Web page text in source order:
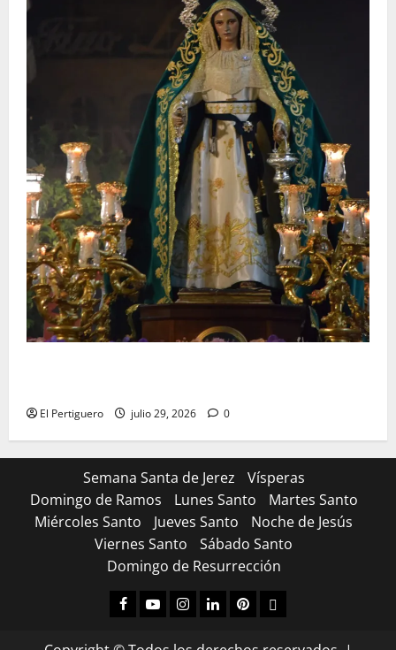
El Pertiguero julio 29, 2026 0
Semana Santa de Jerez
Vísperas
Domingo de Ramos
Lunes Santo
Martes Santo
Miércoles Santo
Jueves Santo
Noche de Jesús
Viernes Santo
Sábado Santo
Domingo de Resurrección
Facebook
YoutubeInstagram
LinkedPinterestDribbble